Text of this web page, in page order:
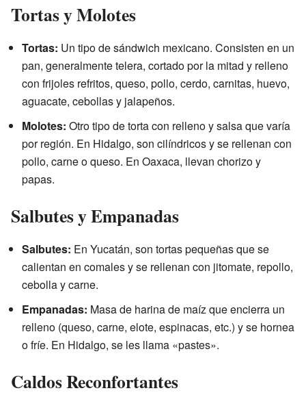
Tortas y Molotes
Tortas: Un tipo de sándwich mexicano. Consisten en un
pan, generalmente telera, cortado por la mitad y relleno
con frijoles refritos, queso, pollo, cerdo, carnitas, huevo,
aguacate, cebollas y jalapeños.
Molotes: Otro tipo de torta con relleno y salsa que varía
por región. En Hidalgo, son cilíndricos y se rellenan con
pollo, carne o queso. En Oaxaca, llevan chorizo y
papas.
Salbutes y Empanadas
Salbutes: En Yucatán, son tortas pequeñas que se
calientan en comales y se rellenan con jitomate, repollo,
cebolla y carne.
Empanadas: Masa de harina de maíz que encierra un
relleno (queso, carne, elote, espinacas, etc.) y se hornea
o fríe. En Hidalgo, se les llama «pastes».
Caldos Reconfortantes